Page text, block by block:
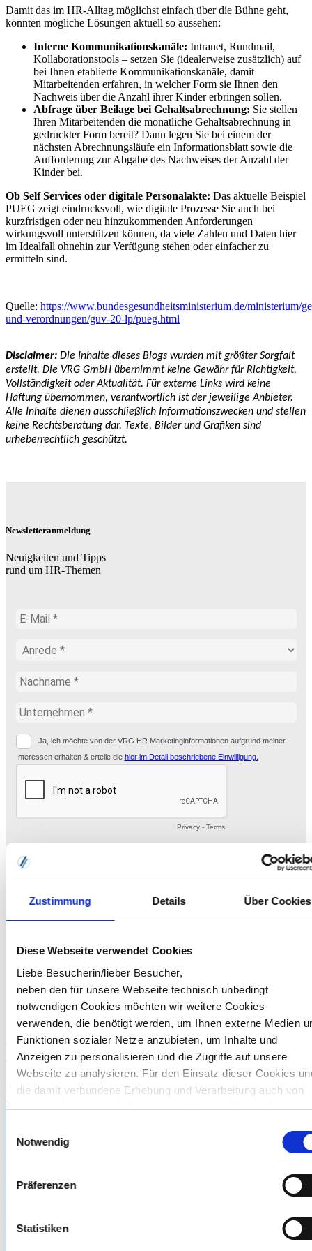
Zustimmung Details Über Cookies
Diese Webseite verwendet Cookies
Liebe Besucherin/lieber Besucher,
neben den für unsere Webseite technisch unbedingt
notwendigen Cookies möchten wir weitere Cookies
verwenden, die benötigt werden, um Ihnen externe Medien
Funktionen sozialer Netze anzubieten, um Inhalte und
Anzeigen zu personalisieren und die Zugriffe auf unsere
Webseite zu analysieren. Für den Einsatz dieser Cookies
die damit verbundene Erhebung und Verarbeitung auch von
personenbezogenen Informationen über die Verwendung
durch Ihre eigene Auswahl bestimmen können und durch
eingesetzten bzw. angebotenen Cookie-Optionen finden Sie
Hinweis zur Datenübermittlung in die USA: Indem Sie die
Notwendig
Präferenzen
Statistiken
Damit das im HR-Alltag möglichst einfach über die Bühne geht,
könnten mögliche Lösungen aktuell so aussehen:
Interne Kommunikationskanäle: Intranet, Rundmail,
Kollaborationstools – setzen Sie (idealerweise zusätzlich) auf
bei Ihnen etablierte Kommunikationskanäle, damit
Mitarbeitenden erfahren, in welcher Form sie Ihnen den
Nachweis über die Anzahl ihrer Kinder erbringen sollen.
Abfrage über Beilage bei Gehaltsabrechnung: Sie stellen
Ihren Mitarbeitenden die monatliche Gehaltsabrechnung in
gedruckter Form bereit? Dann legen Sie bei einem der
nächsten Abrechnungsläufe ein Informationsblatt sowie die
Aufforderung zur Abgabe des Nachweises der Anzahl der
Kinder bei.
Ob Self Services oder digitale Personalakte: Das aktuelle Beispiel
PUEG zeigt eindrucksvoll, wie digitale Prozesse Sie auch bei
kurzfristigen oder neu hinzukommenden Anforderungen
wirkungsvoll unterstützen können, da viele Zahlen und Daten hier
im Idealfall ohnehin zur Verfügung stehen oder einfacher zu
ermitteln sind.
Quelle: https://www.bundesgesundheitsministerium.de/ministerium/
und-verordnungen/guv-20-lp/pueg.html
Disclaimer: Die Inhalte dieses Blogs wurden mit größter Sorgfalt
erstellt. Die VRG GmbH übernimmt keine Gewähr für Richtigkeit,
Vollständigkeit oder Aktualität. Für externe Links wird keine
Haftung übernommen, verantwortlich ist der jeweilige Anbieter.
Alle Inhalte dienen ausschließlich Informationszwecken und stellen
keine Rechtsberatung dar. Texte, Bilder und Grafiken sind
urheberrechtlich geschützt.
Newsletteranmeldung
Neuigkeiten und Tipps
rund um HR-Themen
Self Services
So geht (Self-)Service: Alle Dokumente in einem Portal
MyServicePortal kann beides: Lohn- und Gehaltsabrechnung digital
bereitstellen und firmenbezogene Abrechnungsdokumente digital
archivieren und verwalten.
Jetzt alle Vorteile kennenlernen
Wie können wir Ihnen weiterhelfen?
Wir sind gern für Sie da.
Haben Sie Fragen?
Wir helfen Ihnen gern weiter.